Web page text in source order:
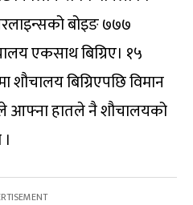
बोइङ ७७७
एकसाथ बिग्रिए। १५
शौचालय बिग्रिएपछि विमान
आफ्ना हातले नै शौचालयको